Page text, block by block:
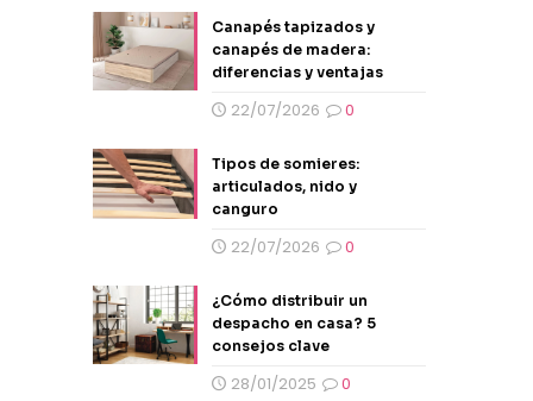
Canapés tapizados y
canapés de madera:
diferencias y ventajas
22/07/2026 0
Tipos de somieres:
articulados, nido y
canguro
22/07/2026 0
¿Cómo distribuir un
despacho en casa? 5
consejos clave
28/01/2025 0